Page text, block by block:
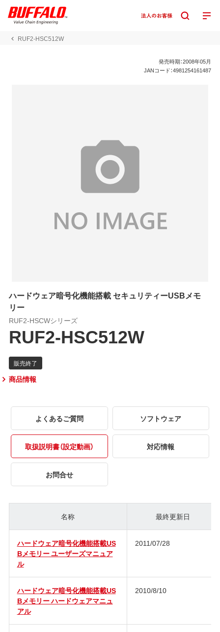
RUF2-HSC512W
発売時期：2008年05月
JANコード：4981254161487
ハードウェア暗号化機能搭載 セキュリティーUSBメモ
リー
RUF2-HSCWシリーズ
RUF2-HSC512W
商品情報
よくあるご質問 ソフトウェア
取扱説明書（設定動画） 対応情報
お問合せ
名称 最終更新日
ハードウェア暗号化機能搭載US
Bメモリー ユーザーズマニュア
ル
2011/07/28
ハードウェア暗号化機能搭載US
Bメモリー ハードウェアマニュ
アル
2010/8/10